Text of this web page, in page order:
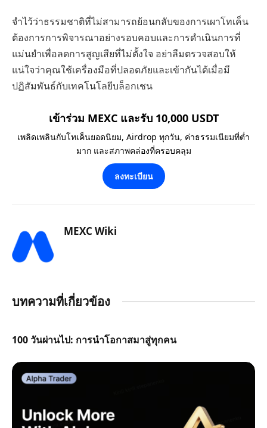
จำไว้ว่าธรรมชาติที่ไม่สามารถย้อนกลับของการเผาโทเค็น
ต้องการการพิจารณาอย่างรอบคอบและการดำเนินการที่
แม่นยำเพื่อลดการสูญเสียที่ไม่ตั้งใจ อย่าลืมตรวจสอบให้
แน่ใจว่าคุณใช้เครื่องมือที่ปลอดภัยและเข้ากันได้เมื่อมี
ปฏิสัมพันธ์กับเทคโนโลยีบล็อกเชน
เข้าร่วม MEXC และรับ 10,000 USDT
เพลิดเพลินกับโทเค็นยอดนิยม, Airdrop ทุกวัน, ค่าธรรมเนียมที่ต่ำ
มาก และสภาพคล่องที่ครอบคลุม
ลงทะเบียน
MEXC Wiki
บทความที่เกี่ยวข้อง
100 วันผ่านไป: การนำโอกาสมาสู่ทุกคน